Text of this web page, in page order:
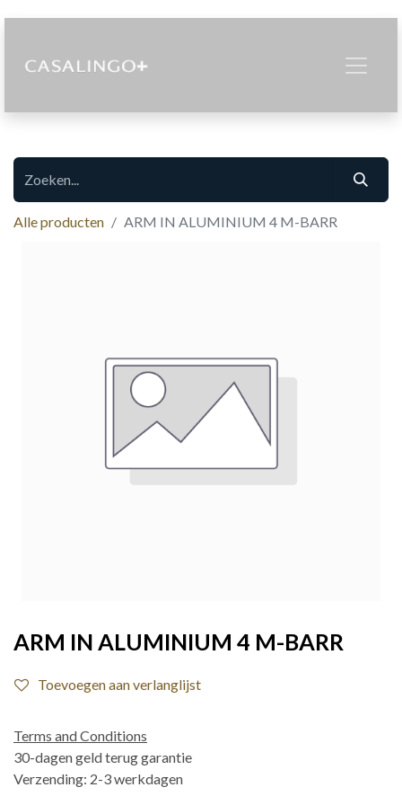
Alle producten ARM IN ALUMINIUM 4 M-BARR
ARM IN ALUMINIUM 4 M-BARR
Toevoegen aan verlanglijst
Terms and Conditions
30-dagen geld terug garantie
Verzending: 2-3 werkdagen